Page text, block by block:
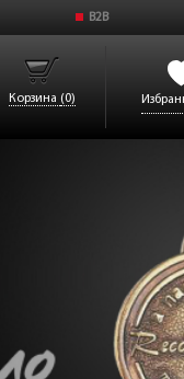
B2B
Корзина (0)